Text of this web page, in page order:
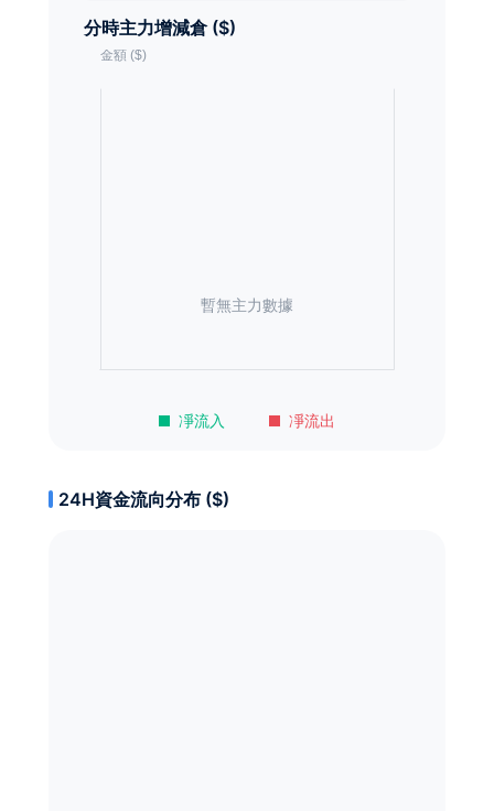
分時主力增減倉 ($)
凈流入 凈流出
暫無主力數據
24H資金流向分布 ($)